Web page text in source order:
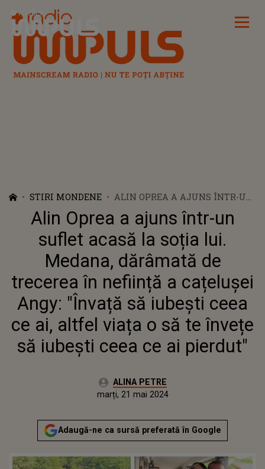
Radio Impuls
STIRI MONDENE
ALIN OPREA A AJUNS ÎNTR-UN
SUFLET ACASĂ LA SOȚIA LUI.
MEDANA, DĂRÂMATĂ DE
TRECEREA ÎN NEFIINȚĂ A
CAȚELUȘEI ANGY: "ÎNVAȚĂ SĂ
IUBEȘTI CEEA CE AI, ALTFEL
VIAȚA O SĂ TE ÎNVEȚE SĂ
IUBEȘTI CEEA CE AI PIERDUT"
Alin Oprea a ajuns într-un
suflet acasă la soția lui.
Medana, dărâmată de
trecerea în neființă a cațelușei
Angy: "Învață să iubești ceea
ce ai, altfel viața o să te învețe
să iubești ceea ce ai pierdut"
Autor:ALINA PETRE
Publicat:
marți, 21 mai 2024
Adaugă-ne ca sursă preferată în Google